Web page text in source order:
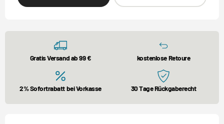
Gratis Versand ab 99 € kostenlose Retoure
2% Sofortrabatt bei Vorkasse 30 Tage Rückgaberecht